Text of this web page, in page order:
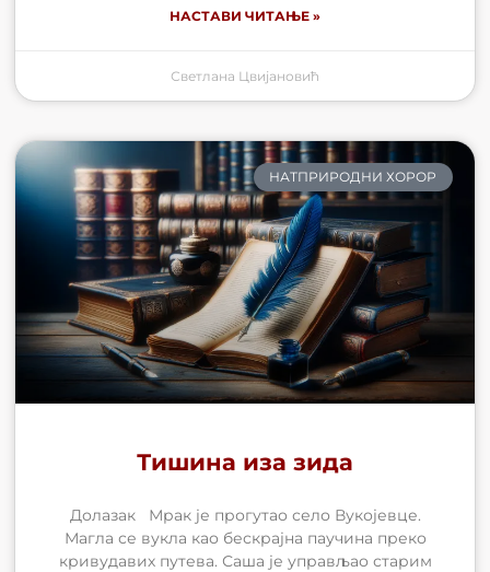
НАСТАВИ ЧИТАЊЕ »
Светлана Цвијановић
НАТПРИРОДНИ ХОРОР
Тишина иза зида
Долазак Мрак је прогутао село Вукојевце.
Магла се вукла као бескрајна паучина преко
кривудавих путева. Саша је управљао старим